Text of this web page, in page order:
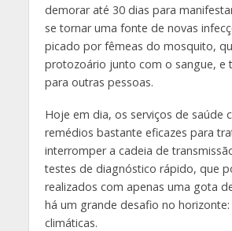
demorar até 30 dias para
se tornar uma fonte de novas
picado por fêmeas do mosquito,
protozoário junto com o sangue, e
para outras pessoas.
Hoje em dia, os serviços de saúde
remédios bastante eficazes para
interromper a cadeia de
testes de diagnóstico rápido, que
realizados com apenas uma gota
há um grande desafio no horizonte:
climáticas.